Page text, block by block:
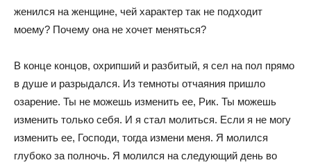
женился на женщине, чей характер так не подходит
моему? Почему она не хочет меняться?
В конце концов, охрипший и разбитый, я сел на пол прямо
в душе и разрыдался. Из темноты отчаяния пришло
озарение. Ты не можешь изменить ее, Рик. Ты можешь
изменить только себя. И я стал молиться. Если я не могу
изменить ее, Господи, тогда измени меня. Я молился
глубоко за полночь. Я молился на следующий день во